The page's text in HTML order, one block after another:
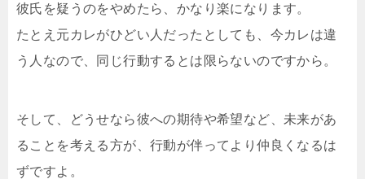
彼氏を疑うのをやめたら、かなり楽になります。
たとえ元カレがひどい人だったとしても、今カレは違
う人なので、同じ行動するとは限らないのですから。
そして、どうせなら彼への期待や希望など、未来があ
ることを考える方が、行動が伴ってより仲良くなるは
ずですよ。